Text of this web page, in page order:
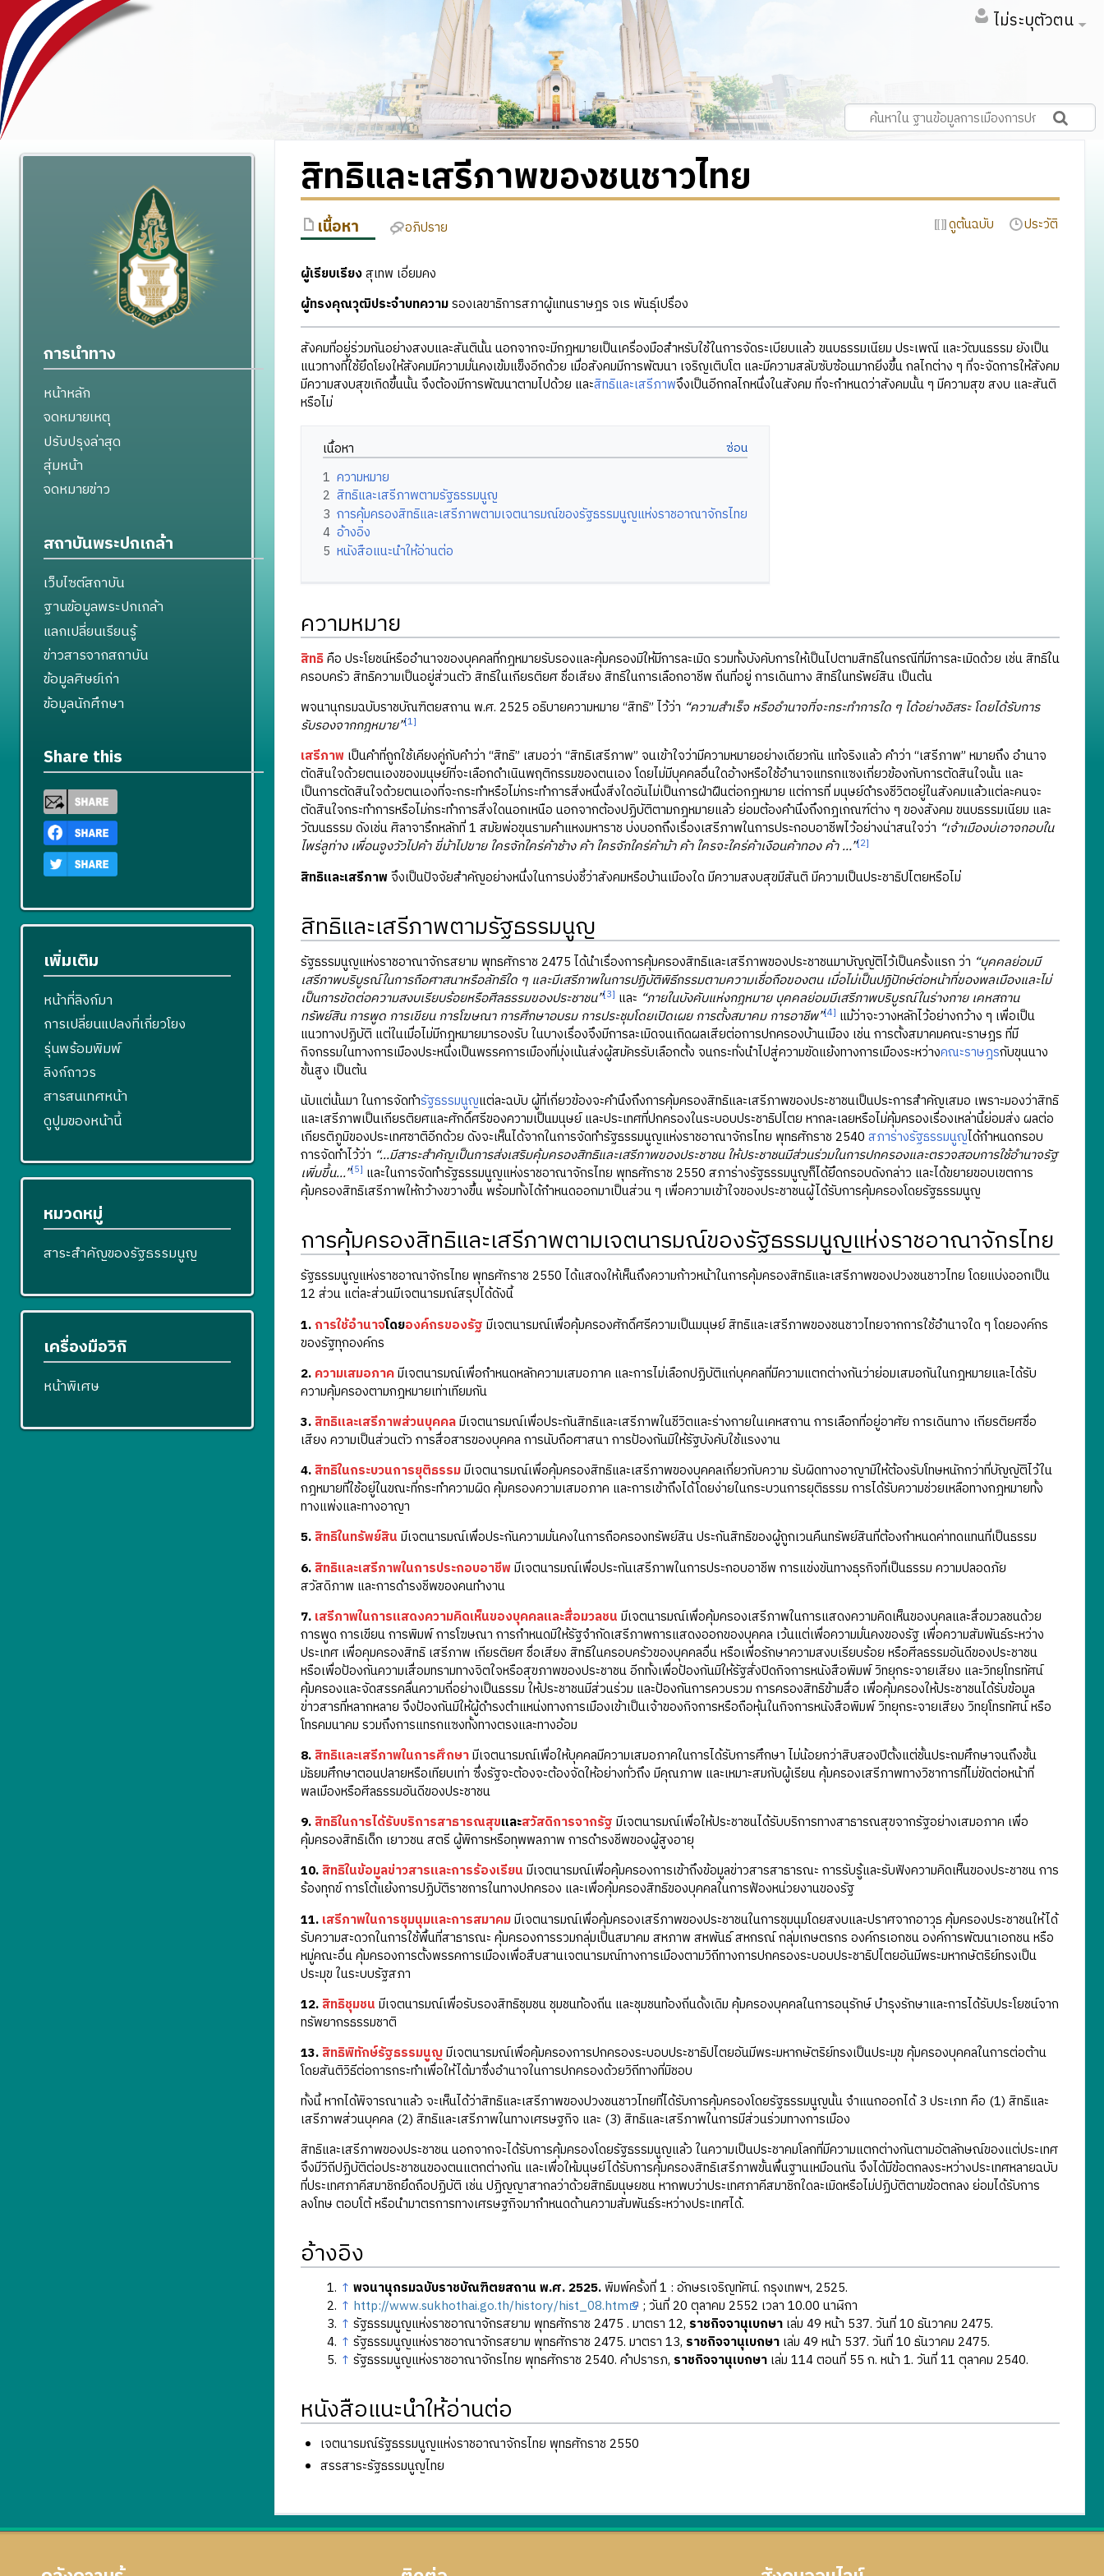
ไม่ระบุตัวตน
สิทธิและเสรีภาพของชนชาวไทย
เนื้อหา อภิปราย ดูต้นฉบับ ประวัติ
ผู้เรียบเรียงสุเทพ เอี่ยมคง
ผู้ทรงคุณวุฒิประจำบทความรองเลขาธิการสภาผู้แทนราษฎร จเร พันธุ์เปรื่อง
สังคมที่อยู่ร่วมกันอย่างสงบและสันตินั้น นอกจากจะมีกฎหมายเป็นเครื่องมือสำหรับใช้ในการจัดระเบียบแล้ว ขนบธรรมเนียม ประเพณี และวัฒนธรรม ยังเป็น
แนวทางที่ใช้ยึดโยงให้สังคมมีความมั่นคงเข้มแข็งอีกด้วย เมื่อสังคมมีการพัฒนา เจริญเติบโต และมีความสลับซับซ้อนมากยิ่งขึ้น กลไกต่าง ๆ ที่จะจัดการให้สังคม
มีความสงบสุขเกิดขึ้นนั้น จึงต้องมีการพัฒนาตามไปด้วย และสิทธิและเสรีภาพจึงเป็นอีกกลไกหนึ่งในสังคม ที่จะกำหนดว่าสังคมนั้น ๆ มีความสุข สงบ และสันติ
หรือไม่
เนื้อหา
1 ความหมาย
2 สิทธิและเสรีภาพตามรัฐธรรมนูญ
3 การคุ้มครองสิทธิและเสรีภาพตามเจตนารมณ์ของรัฐธรรมนูญแห่งราชอาณาจักรไทย
4 อ้างอิง
5 หนังสือแนะนำให้อ่านต่อ
ความหมาย
สิทธิคือ ประโยชน์หรืออำนาจของบุคคลที่กฎหมายรับรองและคุ้มครองมิให้มีการละเมิด รวมทั้งบังคับการให้เป็นไปตามสิทธิในกรณีที่มีการละเมิดด้วย เช่น สิทธิใน
ครอบครัว สิทธิความเป็นอยู่ส่วนตัว สิทธิในเกียรติยศ ชื่อเสียง สิทธิในการเลือกอาชีพ ถิ่นที่อยู่ การเดินทาง สิทธิในทรัพย์สิน เป็นต้น
พจนานุกรมฉบับราชบัณฑิตยสถาน พ.ศ. 2525 อธิบายความหมาย “สิทธิ” ไว้ว่า “ความสำเร็จ หรืออำนาจที่จะกระทำการใด ๆ ได้อย่างอิสระ โดยได้รับการ
รับรองจากกฎหมาย”[1]
เสรีภาพเป็นคำที่ถูกใช้เคียงคู่กับคำว่า “สิทธิ” เสมอว่า “สิทธิเสรีภาพ” จนเข้าใจว่ามีความหมายอย่างเดียวกัน แท้จริงแล้ว คำว่า “เสรีภาพ” หมายถึง อำนาจ
ตัดสินใจด้วยตนเองของมนุษย์ที่จะเลือกดำเนินพฤติกรรมของตนเอง โดยไม่มีบุคคลอื่นใดอ้างหรือใช้อำนาจแทรกแซงเกี่ยวข้องกับการตัดสินใจนั้น และ
เป็นการตัดสินใจด้วยตนเองที่จะกระทำหรือไม่กระทำการสิ่งหนึ่งสิ่งใดอันไม่เป็นการฝ่าฝืนต่อกฎหมาย แต่การที่ มนุษย์ดำรงชีวิตอยู่ในสังคมแล้วแต่ละคนจะ
ตัดสินใจกระทำการหรือไม่กระทำการสิ่งใดนอกเหนือ นอกจากต้องปฏิบัติตามกฎหมายแล้ว ย่อมต้องคำนึงถึงกฎเกณฑ์ต่าง ๆ ของสังคม ขนบธรรมเนียม และ
วัฒนธรรม ดังเช่น ศิลาจารึกหลักที่ 1 สมัยพ่อขุนรามคำแหงมหาราช บ่งบอกถึงเรื่องเสรีภาพในการประกอบอาชีพไว้อย่างน่าสนใจว่า “เจ้าเมืองบ่เอาจกอบใน
ไพร่ลูท่าง เพื่อนจูงวัวไปค้า ขี่ม้าไปขาย ใครจักใคร่ค้าช้าง ค้า ใครจักใคร่ค้าม้า ค้า ใครจะใคร่ค้าเงือนค้าทอง ค้า …”[2]
สิทธิและเสรีภาพจึงเป็นปัจจัยสำคัญอย่างหนึ่งในการบ่งชี้ว่าสังคมหรือบ้านเมืองใด มีความสงบสุขมีสันติ มีความเป็นประชาธิปไตยหรือไม่
สิทธิและเสรีภาพตามรัฐธรรมนูญ
รัฐธรรมนูญแห่งราชอาณาจักรสยาม พุทธศักราช 2475 ได้นำเรื่องการคุ้มครองสิทธิและเสรีภาพของประชาชนมาบัญญัติไว้เป็นครั้งแรก ว่า “บุคคลย่อมมี
เสรีภาพบริบูรณ์ในการถือศาสนาหรือลัทธิใด ๆ และมีเสรีภาพในการปฏิบัติพิธีกรรมตามความเชื่อถือของตน เมื่อไม่เป็นปฏิปักษ์ต่อหน้าที่ของพลเมืองและไม่
เป็นการขัดต่อความสงบเรียบร้อยหรือศีลธรรมของประชาชน”[3] และ “ภายในบังคับแห่งกฎหมาย บุคคลย่อมมีเสรีภาพบริบูรณ์ในร่างกาย เคหสถาน
ทรัพย์สิน การพูด การเขียน การโฆษณา การศึกษาอบรม การประชุมโดยเปิดเผย การตั้งสมาคม การอาชีพ”[4] แม้ว่าจะวางหลักไว้อย่างกว้าง ๆ เพื่อเป็น
แนวทางปฏิบัติ แต่ในเมื่อไม่มีกฎหมายมารองรับ ในบางเรื่องจึงมีการละเมิดจนเกิดผลเสียต่อการปกครองบ้านเมือง เช่น การตั้งสมาคมคณะราษฎร ที่มี
กิจกรรมในทางการเมืองประหนึ่งเป็นพรรคการเมืองที่มุ่งเน้นส่งผู้สมัครรับเลือกตั้ง จนกระทั่งนำไปสู่ความขัดแย้งทางการเมืองระหว่างคณะราษฎรกับขุนนาง
ชั้นสูง เป็นต้น
นับแต่นั้นมา ในการจัดทำรัฐธรรมนูญแต่ละฉบับ ผู้ที่เกี่ยวข้องจะคำนึงถึงการคุ้มครองสิทธิและเสรีภาพของประชาชนเป็นประการสำคัญเสมอ เพราะมองว่าสิทธิ
และเสรีภาพเป็นเกียรติยศและศักดิ์ศรีของความเป็นมนุษย์ และประเทศที่ปกครองในระบอบประชาธิปไตย หากละเลยหรือไม่คุ้มครองเรื่องเหล่านี้ย่อมส่ง ผลต่อ
เกียรติภูมิของประเทศชาติอีกด้วย ดังจะเห็นได้จากในการจัดทำรัฐธรรมนูญแห่งราชอาณาจักรไทย พุทธศักราช 2540 สภาร่างรัฐธรรมนูญได้กำหนดกรอบ
การจัดทำไว้ว่า “...มีสาระสำคัญเป็นการส่งเสริมคุ้มครองสิทธิและเสรีภาพของประชาชน ให้ประชาชนมีส่วนร่วมในการปกครองและตรวจสอบการใช้อำนาจรัฐ
เพิ่มขึ้น...”[5] และในการจัดทำรัฐธรรมนูญแห่งราชอาณาจักรไทย พุทธศักราช 2550 สภาร่างรัฐธรรมนูญก็ได้ยึดกรอบดังกล่าว และได้ขยายขอบเขตการ
คุ้มครองสิทธิเสรีภาพให้กว้างขวางขึ้น พร้อมทั้งได้กำหนดออกมาเป็นส่วน ๆ เพื่อความเข้าใจของประชาชนผู้ได้รับการคุ้มครองโดยรัฐธรรมนูญ
การคุ้มครองสิทธิและเสรีภาพตามเจตนารมณ์ของรัฐธรรมนูญแห่งราชอาณาจักรไทย
รัฐธรรมนูญแห่งราชอาณาจักรไทย พุทธศักราช 2550 ได้แสดงให้เห็นถึงความก้าวหน้าในการคุ้มครองสิทธิและเสรีภาพของปวงชนชาวไทย โดยแบ่งออกเป็น
12 ส่วน แต่ละส่วนมีเจตนารมณ์สรุปได้ดังนี้
1.การใช้อำนาจโดยองค์กรของรัฐ มีเจตนารมณ์เพื่อคุ้มครองศักดิ์ศรีความเป็นมนุษย์ สิทธิและเสรีภาพของชนชาวไทยจากการใช้อำนาจใด ๆ โดยองค์กร
ของรัฐทุกองค์กร
2. ความเสมอภาคมีเจตนารมณ์เพื่อกำหนดหลักความเสมอภาค และการไม่เลือกปฏิบัติแก่บุคคลที่มีความแตกต่างกันว่าย่อมเสมอกันในกฎหมายและได้รับ
ความคุ้มครองตามกฎหมายเท่าเทียมกัน
3. สิทธิและเสรีภาพส่วนบุคคลมีเจตนารมณ์เพื่อประกันสิทธิและเสรีภาพในชีวิตและร่างกายในเคหสถาน การเลือกที่อยู่อาศัย การเดินทาง เกียรติยศชื่อ
เสียง ความเป็นส่วนตัว การสื่อสารของบุคคล การนับถือศาสนา การป้องกันมิให้รัฐบังคับใช้แรงงาน
4. สิทธิในกระบวนการยุติธรรมมีเจตนารมณ์เพื่อคุ้มครองสิทธิและเสรีภาพของบุคคลเกี่ยวกับความ รับผิดทางอาญามิให้ต้องรับโทษหนักกว่าที่บัญญัติไว้ใน
กฎหมายที่ใช้อยู่ในขณะที่กระทำความผิด คุ้มครองความเสมอภาค และการเข้าถึงได้โดยง่ายในกระบวนการยุติธรรม การได้รับความช่วยเหลือทางกฎหมายทั้ง
ทางแพ่งและทางอาญา
5. สิทธิในทรัพย์สิน มีเจตนารมณ์เพื่อประกันความมั่นคงในการถือครองทรัพย์สิน ประกันสิทธิของผู้ถูกเวนคืนทรัพย์สินที่ต้องกำหนดค่าทดแทนที่เป็นธรรม
6. สิทธิและเสรีภาพในการประกอบอาชีพมีเจตนารมณ์เพื่อประกันเสรีภาพในการประกอบอาชีพ การแข่งขันทางธุรกิจที่เป็นธรรม ความปลอดภัย
สวัสดิภาพ และการดำรงชีพของคนทำงาน
7. เสรีภาพในการแสดงความคิดเห็นของบุคคลและสื่อมวลชน มีเจตนารมณ์เพื่อคุ้มครองเสรีภาพในการแสดงความคิดเห็นของบุคลและสื่อมวลชนด้วย
การพูด การเขียน การพิมพ์ การโฆษณา การกำหนดมิให้รัฐจำกัดเสรีภาพการแสดงออกของบุคคล เว้นแต่เพื่อความมั่นคงของรัฐ เพื่อความสัมพันธ์ระหว่าง
ประเทศ เพื่อคุมครองสิทธิ เสรีภาพ เกียรติยศ ชื่อเสียง สิทธิในครอบครัวของบุคคลอื่น หรือเพื่อรักษาความสงบเรียบร้อย หรือศีลธรรมอันดีของประชาชน
หรือเพื่อป้องกันความเสื่อมทรามทางจิตใจหรือสุขภาพของประชาชน อีกทั้งเพื่อป้องกันมิให้รัฐสั่งปิดกิจการหนังสือพิมพ์ วิทยุกระจายเสียง และวิทยุโทรทัศน์
คุ้มครองและจัดสรรคลื่นความถี่อย่างเป็นธรรม ให้ประชาชนมีส่วนร่วม และป้องกันการควบรวม การครองสิทธิข้ามสื่อ เพื่อคุ้มครองให้ประชาชนได้รับข้อมูล
ข่าวสารที่หลากหลาย จึงป้องกันมิให้ผู้ดำรงตำแหน่งทางการเมืองเข้าเป็นเจ้าของกิจการหรือถือหุ้นในกิจการหนังสือพิมพ์ วิทยุกระจายเสียง วิทยุโทรทัศน์ หรือ
โทรคมนาคม รวมถึงการแทรกแซงทั้งทางตรงและทางอ้อม
8. สิทธิและเสรีภาพในการศึกษามีเจตนารมณ์เพื่อให้บุคคลมีความเสมอภาคในการได้รับการศึกษา ไม่น้อยกว่าสิบสองปีตั้งแต่ชั้นประถมศึกษาจนถึงชั้น
มัธยมศึกษาตอนปลายหรือเทียบเท่า ซึ่งรัฐจะต้องจะต้องจัดให้อย่างทั่วถึง มีคุณภาพ และเหมาะสมกับผู้เรียน คุ้มครองเสรีภาพทางวิชาการที่ไม่ขัดต่อหน้าที่
พลเมืองหรือศีลธรรมอันดีของประชาชน
9. สิทธิในการได้รับบริการสาธารณสุขและสวัสดิการจากรัฐ มีเจตนารมณ์เพื่อให้ประชาชนได้รับบริการทางสาธารณสุขจากรัฐอย่างเสมอภาค เพื่อ
คุ้มครองสิทธิเด็ก เยาวชน สตรี ผู้พิการหรือทุพพลภาพ การดำรงชีพของผู้สูงอายุ
10. สิทธิในข้อมูลข่าวสารและการร้องเรียน มีเจตนารมณ์เพื่อคุ้มครองการเข้าถึงข้อมูลข่าวสารสาธารณะ การรับรู้และรับฟังความคิดเห็นของประชาชน การ
ร้องทุกข์ การโต้แย้งการปฏิบัติราชการในทางปกครอง และเพื่อคุ้มครองสิทธิของบุคคลในการฟ้องหน่วยงานของรัฐ
11. เสรีภาพในการชุมนุมและการสมาคมมีเจตนารมณ์เพื่อคุ้มครองเสรีภาพของประชาชนในการชุมนุมโดยสงบและปราศจากอาวุธ คุ้มครองประชาชนให้ได้
รับความสะดวกในการใช้พื้นที่สาธารณะ คุ้มครองการรวมกลุ่มเป็นสมาคม สหภาพ สหพันธ์ สหกรณ์ กลุ่มเกษตรกร องค์กรเอกชน องค์การพัฒนาเอกชน หรือ
หมู่คณะอื่น คุ้มครองการตั้งพรรคการเมืองเพื่อสืบสานเจตนารมณ์ทางการเมืองตามวิถีทางการปกครองระบอบประชาธิปไตยอันมีพระมหากษัตริย์ทรงเป็น
ประมุข ในระบบรัฐสภา
12. สิทธิชุมชน มีเจตนารมณ์เพื่อรับรองสิทธิชุมชน ชุมชนท้องถิ่น และชุมชนท้องถิ่นดั้งเดิม คุ้มครองบุคคลในการอนุรักษ์ บำรุงรักษาและการได้รับประโยชน์จาก
ทรัพยากรธรรมชาติ
13. สิทธิพิทักษ์รัฐธรรมนูญมีเจตนารมณ์เพื่อคุ้มครองการปกครองระบอบประชาธิปไตยอันมีพระมหากษัตริย์ทรงเป็นประมุข คุ้มครองบุคคลในการต่อต้าน
โดยสันติวิธีต่อการกระทำเพื่อให้ได้มาซึ่งอำนาจในการปกครองด้วยวิถีทางที่มิชอบ
ทั้งนี้ หากได้พิจารณาแล้ว จะเห็นได้ว่าสิทธิและเสรีภาพของปวงชนชาวไทยที่ได้รับการคุ้มครองโดยรัฐธรรมนูญนั้น จำแนกออกได้ 3 ประเภท คือ (1) สิทธิและ
เสรีภาพส่วนบุคคล (2) สิทธิและเสรีภาพในทางเศรษฐกิจ และ (3) สิทธิและเสรีภาพในการมีส่วนร่วมทางการเมือง
สิทธิและเสรีภาพของประชาชน นอกจากจะได้รับการคุ้มครองโดยรัฐธรรมนูญแล้ว ในความเป็นประชาคมโลกที่มีความแตกต่างกันตามอัตลักษณ์ของแต่ประเทศ
จึงมีวิถีปฏิบัติต่อประชาชนของตนแตกต่างกัน และเพื่อให้มนุษย์ได้รับการคุ้มครองสิทธิเสรีภาพขั้นพื้นฐานเหมือนกัน จึงได้มีข้อตกลงระหว่างประเทศหลายฉบับ
ที่ประเทศภาคีสมาชิกยึดถือปฏิบัติ เช่น ปฏิญญาสากลว่าด้วยสิทธิมนุษยชน หากพบว่าประเทศภาคีสมาชิกใดละเมิดหรือไม่ปฏิบัติตามข้อตกลง ย่อมได้รับการ
ลงโทษ ตอบโต้ หรือนำมาตรการทางเศรษฐกิจมากำหนดด้านความสัมพันธ์ระหว่างประเทศได้.
อ้างอิง
↑ พจนานุกรมฉบับราชบัณฑิตยสถาน พ.ศ. 2525. พิมพ์ครั้งที่ 1 : อักษรเจริญทัศน์. กรุงเทพฯ, 2525.
↑ http://www.sukhothai.go.th/history/hist_08.htm
; วันที่ 20 ตุลาคม 2552 เวลา 10.00 นาฬิกา
↑ รัฐธรรมนูญแห่งราชอาณาจักรสยาม พุทธศักราช 2475 . มาตรา 12, ราชกิจจานุเบกษา เล่ม 49 หน้า 537. วันที่ 10 ธันวาคม 2475.
↑ รัฐธรรมนูญแห่งราชอาณาจักรสยาม พุทธศักราช 2475. มาตรา 13, ราชกิจจานุเบกษา เล่ม 49 หน้า 537. วันที่ 10 ธันวาคม 2475.
↑ รัฐธรรมนูญแห่งราชอาณาจักรไทย พุทธศักราช 2540. คำปรารภ, ราชกิจจานุเบกษา เล่ม 114 ตอนที่ 55 ก. หน้า 1. วันที่ 11 ตุลาคม 2540.
หนังสือแนะนำให้อ่านต่อ
เจตนารมณ์รัฐธรรมนูญแห่งราชอาณาจักรไทย พุทธศักราช 2550
สรรสาระรัฐธรรมนูญไทย
การนำทาง
หน้าหลัก
จดหมายเหตุ
ปรับปรุงล่าสุด
สุ่มหน้า
จดหมายข่าว
สถาบันพระปกเกล้า
เว็บไซต์สถาบัน
ฐานข้อมูลพระปกเกล้า
แลกเปลี่ยนเรียนรู้
ข่าวสารจากสถาบัน
ข้อมูลศิษย์เก่า
ข้อมูลนักศึกษา
Share this
เพิ่มเติม
หน้าที่ลิงก์มา
การเปลี่ยนแปลงที่เกี่ยวโยง
รุ่นพร้อมพิมพ์
ลิงก์ถาวร
สารสนเทศหน้า
ดูปูมของหน้านี้
หมวดหมู่
สาระสำคัญของรัฐธรรมนูญ
เครื่องมือวิกิ
หน้าพิเศษ